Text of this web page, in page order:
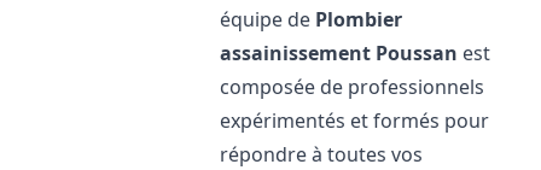
équipe de Plombier
assainissement Poussan est
composée de professionnels
expérimentés et formés pour
répondre à toutes vos